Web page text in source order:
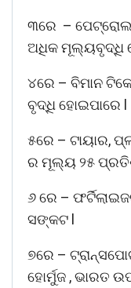
୩ରେ – ପେଟ୍ରୋଲ
ଅଧିକ ମୂଲ୍ୟବୃଦ୍ଧି
୪ରେ – ବିମାନ
ବୃଦ୍ଧି ହୋଇପାରେ l
୫ରେ – ଟାୟାର,
ର ମୂଲ୍ୟ ୨୫
୬ ରେ –
ସଙ୍କଟ l
୭ରେ –
ହୋର୍ମୁଜ , ଭାରତ